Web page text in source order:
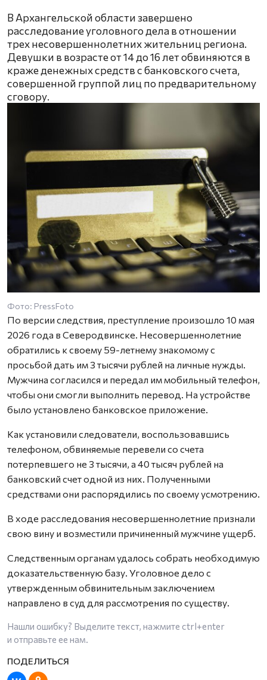
В Архангельской области завершено
расследование уголовного дела в отношении
трех несовершеннолетних жительниц региона.
Девушки в возрасте от 14 до 16 лет обвиняются в
краже денежных средств с банковского счета,
совершенной группой лиц по предварительному
сговору.
Фото: PressFoto
По версии следствия, преступление произошло 10 мая
2026 года в Северодвинске. Несовершеннолетние
обратились к своему 59-летнему знакомому с
просьбой дать им 3 тысячи рублей на личные нужды.
Мужчина согласился и передал им мобильный телефон,
чтобы они смогли выполнить перевод. На устройстве
было установлено банковское приложение.
Как установили следователи, воспользовавшись
телефоном, обвиняемые перевели со счета
потерпевшего не 3 тысячи, а 40 тысяч рублей на
банковский счет одной из них. Полученными
средствами они распорядились по своему усмотрению.
В ходе расследования несовершеннолетние признали
свою вину и возместили причиненный мужчине ущерб.
Следственным органам удалось собрать необходимую
доказательственную базу. Уголовное дело с
утвержденным обвинительным заключением
направлено в суд для рассмотрения по существу.
Нашли ошибку? Выделите текст, нажмите ctrl+enter
и отправьте ее нам.